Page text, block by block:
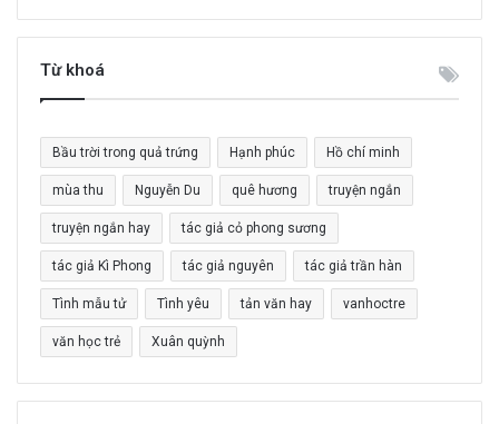
m
k
c
h
o
:
Từ khoá
Bầu trời trong quả trứng Hạnh phúc Hồ chí minh
mùa thu Nguyễn Du quê hương truyện ngắn
truyện ngắn hay tác giả cỏ phong sương
tác giả Kì Phong tác giả nguyên tác giả trần hàn
Tình mẫu tử Tình yêu tản văn hay vanhoctre
văn học trẻ Xuân quỳnh